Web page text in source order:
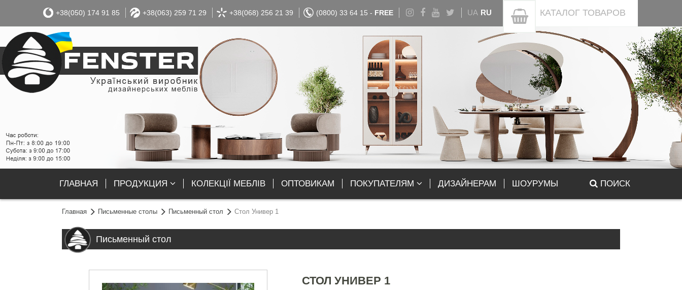
+38(050) 174 91 85 +38(063) 259 71 29 +38(068) 256 21 39 (0800) 33 64 15 - FREE UA RU КАТАЛОГ ТОВАРОВ
ГЛАВНАЯ ПРОДУКЦИЯ КОЛЕКЦІЇ МЕБЛІВ ОПТОВИКАМ ПОКУПАТЕЛЯМ ДИЗАЙНЕРАМ ШОУРУМЫ ПОИСК
Главная Письменные столы Письменный стол Стол Универ 1
Письменный стол
СТОЛ УНИВЕР 1